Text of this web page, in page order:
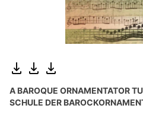
A BAROQUE ORNAMENTATOR
SCHULE DER